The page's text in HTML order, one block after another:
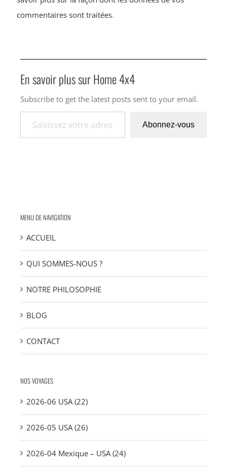
commentaires sont traitées.
En savoir plus sur Home 4x4
Subscribe to get the latest posts sent to your email.
Saisissez votre adresse e-mail…
Abonnez-vous
MENU DE NAVIGATION
ACCUEIL
QUI SOMMES-NOUS ?
NOTRE PHILOSOPHIE
BLOG
CONTACT
NOS VOYAGES
2026-06 USA (22)
2026-05 USA (26)
2026-04 Mexique – USA (24)